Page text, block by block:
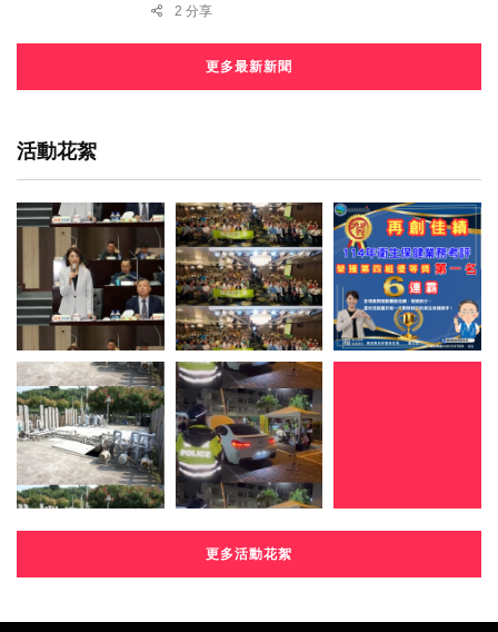
2 分享
更多最新新聞
活動花絮
更多活動花絮